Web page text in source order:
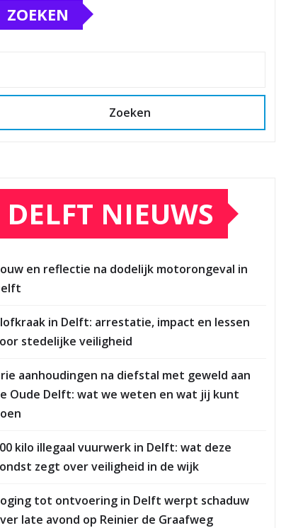
ZOEKEN
Zoeken
DELFT NIEUWS
en reflectie na dodelijk motorongeval in
in Delft: arrestatie, impact en lessen
stedelijke veiligheid
aanhoudingen na diefstal met geweld aan
Oude Delft: wat we weten en wat jij kunt
kilo illegaal vuurwerk in Delft: wat deze
zegt over veiligheid in de wijk
tot ontvoering in Delft werpt schaduw
late avond op Reinier de Graafweg